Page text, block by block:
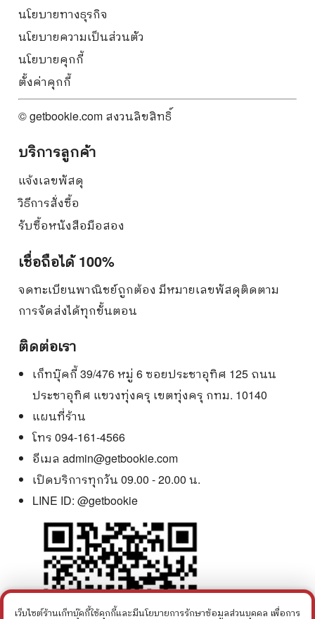
นโยบายทางธุรกิจ
นโยบายความเป็นส่วนตัว
นโยบายคุกกี้
ตั้งค่าคุกกี้
© getbookie.com สงวนลิขสิทธิ์
บริการลูกค้า
แจ้งเลขพัสดุ
วิธีการสั่งซื้อ
รับซื้อหนังสือมือสอง
เชื่อถือได้ 100%
จดทะเบียนพาณิชย์ถูกต้อง มีหมายเลขพัสดุติดตาม
การจัดส่งได้ทุกขั้นตอน
ติดต่อเรา
เก็ทบุ๊คกี้ 39/476 หมู่ 6 ซอยประชาอุทิศ 125 ถนน
ประชาอุทิศ แขวงทุ่งครุ เขตทุ่งครุ กทม. 10140
แผนที่ร้าน
โทร 094-161-4566
อีเมล admin@getbookie.com
เปิดบริการทุกวัน 09.00 - 20.00 น.
LINE ID: @getbookie
เว็บไซต์ร้านเก็ทบุ๊คกี้ใช้คุกกี้และมีนโยบายการรักษาข้อมูลส่วนบุคคล เพื่อการ